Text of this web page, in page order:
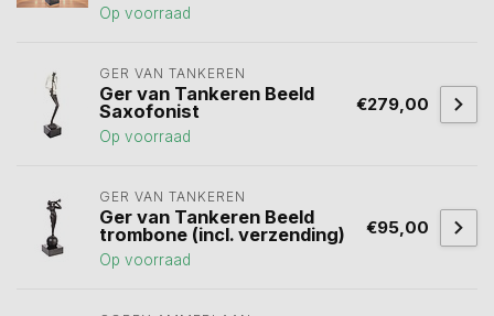
Op voorraad
GER VAN TANKEREN
Ger van Tankeren Beeld
Saxofonist
Op voorraad
€279,00
GER VAN TANKEREN
Ger van Tankeren Beeld
trombone (incl. verzending)
Op voorraad
€95,00